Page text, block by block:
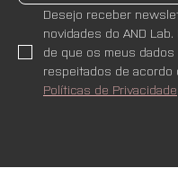
Desejo receber
novidades do AND
de que os meus dados
Políticas de Privacidade